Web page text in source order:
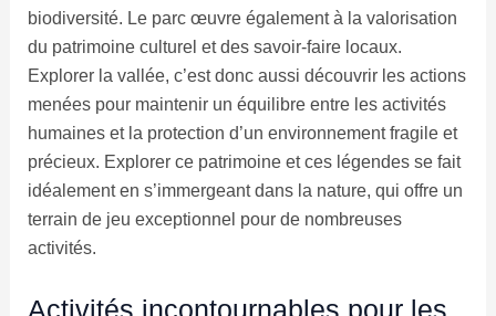
biodiversité. Le parc œuvre également à la valorisation
du patrimoine culturel et des savoir-faire locaux.
Explorer la vallée, c’est donc aussi découvrir les actions
menées pour maintenir un équilibre entre les activités
humaines et la protection d’un environnement fragile et
précieux. Explorer ce patrimoine et ces légendes se fait
idéalement en s’immergeant dans la nature, qui offre un
terrain de jeu exceptionnel pour de nombreuses
activités.
Activités incontournables pour les